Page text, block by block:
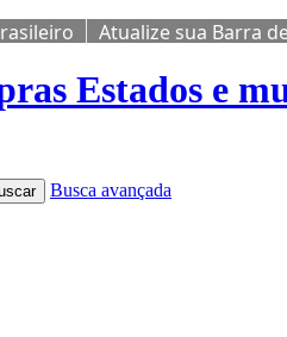
Atualize sua Barra
Estados e
Busca avançada